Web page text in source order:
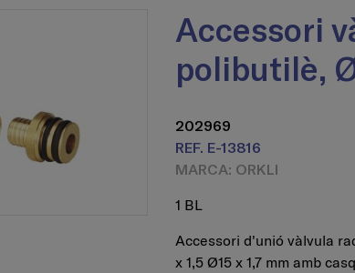
Accessori vàlvula radiador per a tub
polibutilè,
202969
REF. E-13816
MARCA: ORKLI
1 BL
Accessori d'unió vàlvula
x 1,5 Ø15 x 1,7 mm amb